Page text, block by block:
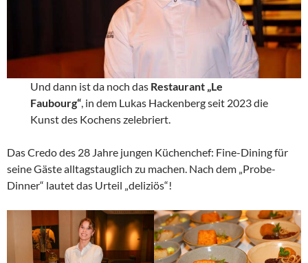
Und dann ist da noch das Restaurant „Le
Faubourg“ , in dem Lukas Hackenberg seit 2023 die
Kunst des Kochens zelebriert.
Das Credo des 28 Jahre jungen Küchenchef: Fine-Dining für
seine Gäste alltagstauglich zu machen. Nach dem „Probe-
Dinner“ lautet das Urteil „deliziös“!